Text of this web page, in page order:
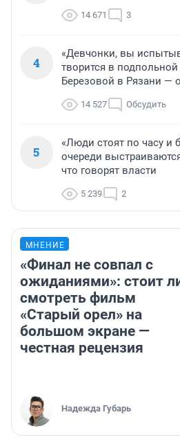
14 671 3
4
«Девчонки, вы
творится в
Березовой в Рязани —
14 527 Обсудить
5
«Люди стоят по часу и
очереди
что говорят власти
5 239 2
МНЕНИЕ
«Финал не совпал с
ожиданиями»: стоит
смотреть фильм
«Старый орел» на
большом экране —
честная рецензия
Надежда Губарь